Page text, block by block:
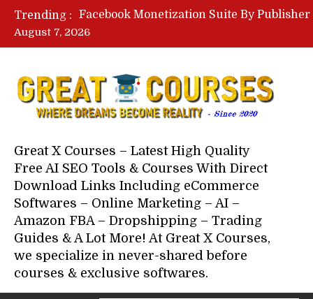
Trending :
August 7, 2026
Great X Courses – Latest High Quality
Free AI SEO Tools & Courses With Direct
Download Links Including eCommerce
Softwares – Online Marketing – AI –
Amazon FBA – Dropshipping – Trading
Guides & A Lot More! At Great X Courses,
we specialize in never-shared before
courses & exclusive softwares.